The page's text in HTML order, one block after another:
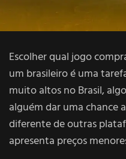
Escolher qual jogo
um brasileiro é uma
muito altos no Brasil,
alguém dar uma chance
diferente de outras
apresenta preços